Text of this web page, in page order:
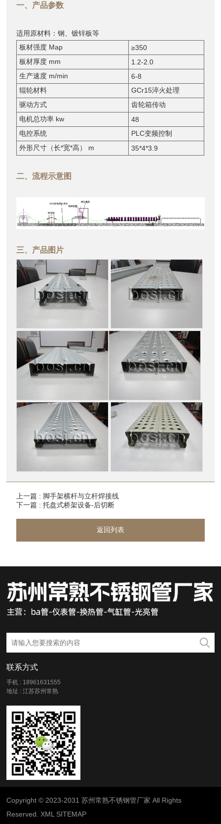
一、产品参数
适用原材料：钢、镀锌板等
板材强度 Map
≥350
板材厚度 mm
1.2-2.0
生产速度 m/min
6-8
辊轮材料
GCr15淬火处理
驱动方式
齿轮箱传动
电机总功率 kw
48
电控系统
PLC变频控制
外形尺寸（长*宽*高） m
35*4*3.9
二、流程示意图
三、产品图片
上一篇 : 脚手架横杆与立杆焊接线
下一篇 : 托盘式桥架设备-后切断
返回列表
联系方式
手机 : 18961631555
地址 : 江苏苏州常熟
Copyright © 2023-2031 苏州常熟不锈钢管厂家 All Rights
Reserved.XML SITEMAP